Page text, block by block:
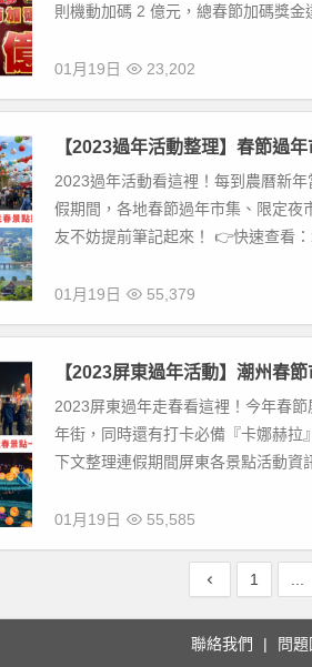
則機動加碼 2 億元，總春節加碼獎金
01月19日 23,202
【2023過年活動整理】春節過
2023過年活動看這裡！每到農曆新
假期間，各地春節過年市集、限定夜
友不妨提前筆記起來！ 👉快速查看：
01月19日 55,379
【2023屏東過年活動】潮州春
2023屏東過年走春看這裡！今年春
年街，同時還有打卡必備『卡娜赫拉
下文整理連假期間屏東各景點活動資
01月19日 55,585
1
聯絡我們 問